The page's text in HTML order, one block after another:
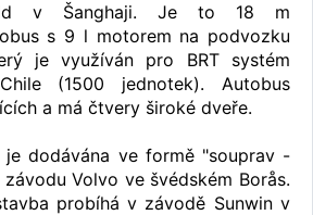
v Šanghaji. Je to 18 m
s 9 l motorem na podvozku
je využíván pro BRT systém
(1500 jednotek). Autobus
a má čtvery široké dveře.
je dodávána ve formě "souprav -
Volvo ve švédském Borås.
probíhá v závodě Sunwin v